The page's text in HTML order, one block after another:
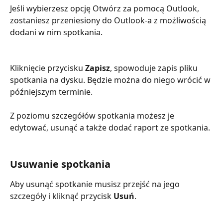
Jeśli wybierzesz opcję Otwórz za pomocą Outlook,
zostaniesz przeniesiony do Outlook-a z możliwością
dodani w nim spotkania.
Kliknięcie przycisku Zapisz, spowoduje zapis pliku
spotkania na dysku. Będzie można do niego wrócić w
późniejszym terminie.
Z poziomu szczegółów spotkania możesz je
edytować, usunąć a także dodać raport ze spotkania.
Usuwanie spotkania
Aby usunąć spotkanie musisz przejść na jego
szczegóły i kliknąć przycisk Usuń.